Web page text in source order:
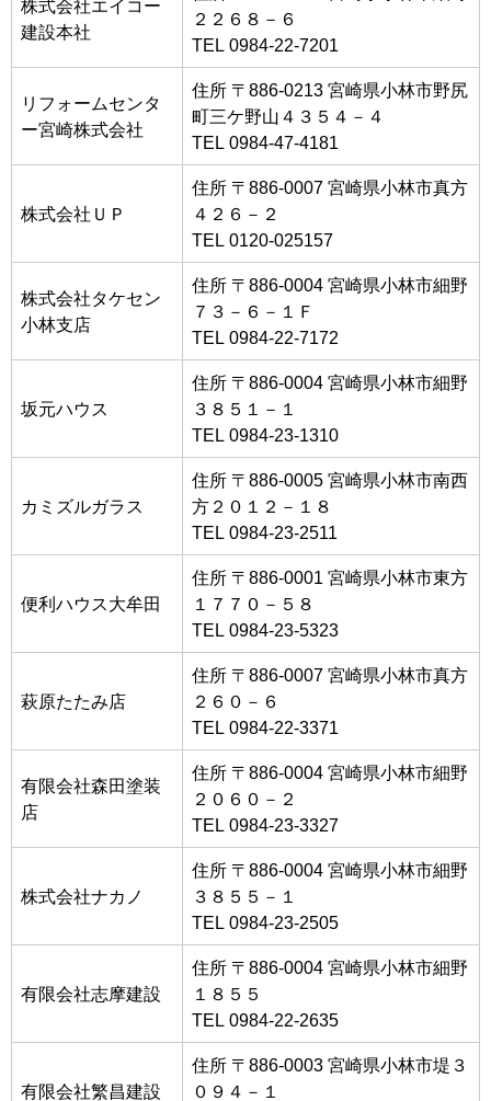
株式会社エイコー
建設本社
２２６８－６
TEL 0984-22-7201
リフォームセンタ
ー宮崎株式会社
住所 〒886-0213 宮崎県小林市野尻
町三ケ野山４３５４－４
TEL 0984-47-4181
株式会社ＵＰ
住所 〒886-0007 宮崎県小林市真方
４２６－２
TEL 0120-025157
株式会社タケセン
小林支店
住所 〒886-0004 宮崎県小林市細野
７３－６－１Ｆ
TEL 0984-22-7172
坂元ハウス
住所 〒886-0004 宮崎県小林市細野
３８５１－１
TEL 0984-23-1310
カミズルガラス
住所 〒886-0005 宮崎県小林市南西
方２０１２－１８
TEL 0984-23-2511
便利ハウス大牟田
住所 〒886-0001 宮崎県小林市東方
１７７０－５８
TEL 0984-23-5323
萩原たたみ店
住所 〒886-0007 宮崎県小林市真方
２６０－６
TEL 0984-22-3371
有限会社森田塗装
店
住所 〒886-0004 宮崎県小林市細野
２０６０－２
TEL 0984-23-3327
株式会社ナカノ
住所 〒886-0004 宮崎県小林市細野
３８５５－１
TEL 0984-23-2505
有限会社志摩建設
住所 〒886-0004 宮崎県小林市細野
１８５５
TEL 0984-22-2635
有限会社繁昌建設
住所 〒886-0003 宮崎県小林市堤３
０９４－１